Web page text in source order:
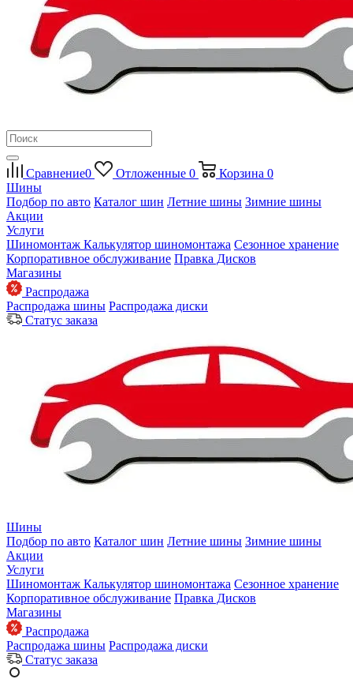
Сравнение0 Отложенные 0 Корзина 0
Шины
Подбор по авто Каталог шин Летние шины Зимние шины
Акции
Услуги
Шиномонтаж Калькулятор шиномонтажа Сезонное хранение
Корпоративное обслуживание Правка Дисков
Магазины
Распродажа
Распродажа шины Распродажа диски
Статус заказа
Шины
Подбор по авто Каталог шин Летние шины Зимние шины
Акции
Услуги
Шиномонтаж Калькулятор шиномонтажа Сезонное хранение
Корпоративное обслуживание Правка Дисков
Магазины
Распродажа
Распродажа шины Распродажа диски
Статус заказа